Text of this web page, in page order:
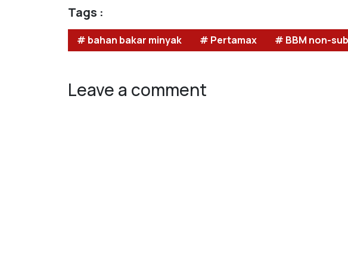
Tags :
# bahan bakar minyak # Pertamax # BBM non-
Leave a comment